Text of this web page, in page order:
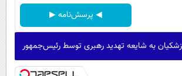
◀ پرسش‌نامه ▶
به شایعه تهدید رهبری توسط رئیس‌جمهور